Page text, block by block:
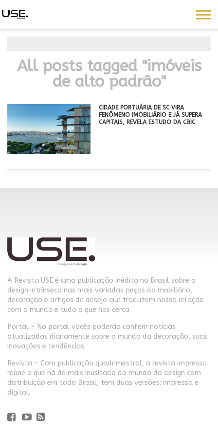
All posts tagged "imóveis
de alto padrão"
CIDADE PORTUÁRIA DE SC VIRA
FENÔMENO IMOBILIÁRIO E JÁ SUPERA
CAPITAIS, REVELA ESTUDO DA CBIC
A Revista USE é uma publicação inédita no Brasil sobre o
design intrínseco nas mais variadas peças do mobiliário,
decoração e artigos de desejo que traduzem nossa relação
com o mundo e tudo o que nos cerca.
Portal - No portal vocês poderão conferir notícias
atualizadas diariamente sobre o mundo da decoração, suas
inovações e tendências.
Revista - Com publicação quadrimestral, a revista impressa
reúne o que há de mais inusitado do mundo do design com
distribuição em todo Brasil, tem duas versões: impressa e
digital.